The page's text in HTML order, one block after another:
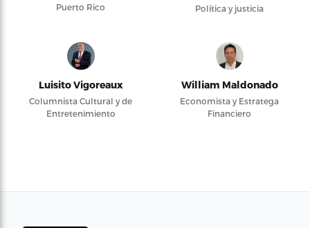
Puerto Rico
Política y justicia
Luisito Vigoreaux
Columnista Cultural y de
Entretenimiento
William Maldonado
Economista y Estratega
Financiero